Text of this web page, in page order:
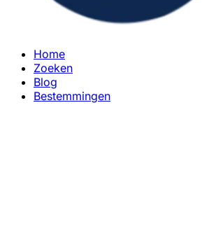
Home
Zoeken
Blog
Bestemmingen